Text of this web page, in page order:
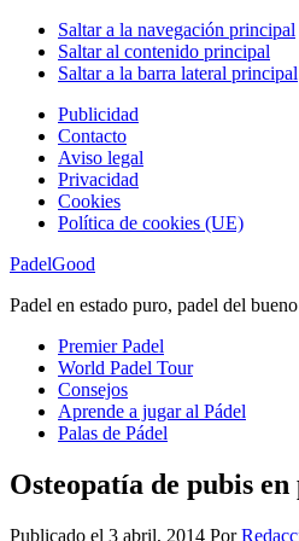
Saltar a la navegación principal
Saltar al contenido principal
Saltar a la barra lateral principal
Publicidad
Contacto
Aviso legal
Privacidad
Cookies
Política de cookies (UE)
PadelGood
Padel en estado puro, padel del bueno
Premier Padel
World Padel Tour
Consejos
Aprende a jugar al Pádel
Palas de Pádel
Osteopatía de pubis en
Publicado el 3 abril, 2014 Por